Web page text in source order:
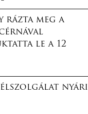
rázta meg a
le a 12
nyári